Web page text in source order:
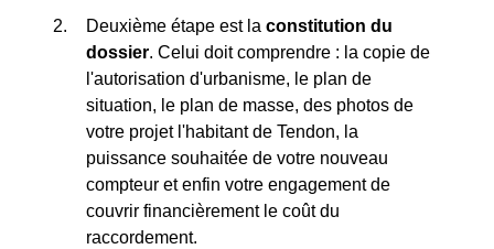
Deuxième étape est la constitution du
dossier. Celui doit comprendre : la copie de
l'autorisation d'urbanisme, le plan de
situation, le plan de masse, des photos de
votre projet l'habitant de Tendon, la
puissance souhaitée de votre nouveau
compteur et enfin votre engagement de
couvrir financièrement le coût du
raccordement.